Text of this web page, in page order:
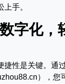
手。
字化，
捷性是关键。通
），您